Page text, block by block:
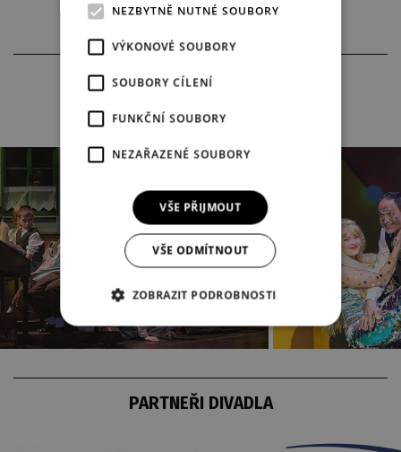
GALERIE
PARTNEŘI DIVADLA
NEZBYTNĚ NUTNÉ SOUBORY
VÝKONOVÉ SOUBORY
SOUBORY CÍLENÍ
FUNKČNÍ SOUBORY
NEZAŘAZENÉ SOUBORY
VŠE PŘIJMOUT
VŠE ODMÍTNOUT
ZOBRAZIT PODROBNOSTI